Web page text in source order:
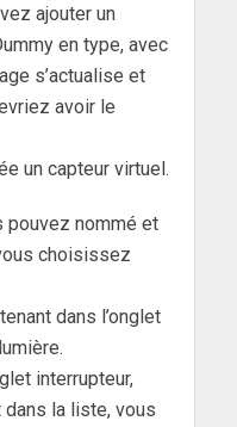
ajouter un
en type, avec
s’actualise et
avoir le
un capteur virtuel.
pouvez nommé et
choisissez
dans l’onglet
interrupteur,
la liste, vous